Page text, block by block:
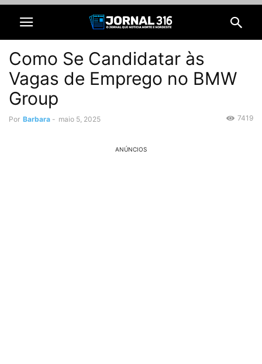
Como Se Candidatar às
Vagas de Emprego no BMW
Group
Por Barbara - maio 5, 2025 7419
ANÚNCIOS